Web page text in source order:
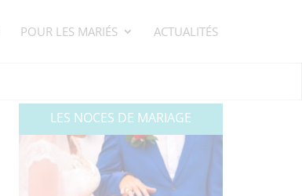
POUR LES MARIÉS ACTUALITÉS
LES NOCES DE MARIAGE